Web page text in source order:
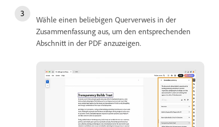
Wähle einen beliebigen Querverweis in der
Zusammenfassung aus, um den entsprechenden
Abschnitt in der PDF anzuzeigen.